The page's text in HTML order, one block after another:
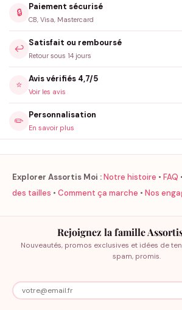
🔒
Paiement sécurisé
CB, Visa, Mastercard
↩️
Satisfait ou remboursé
Retour sous 14 jours
⭐
Avis vérifiés 4,7/5
Voir les avis
✏️
Personnalisation
En savoir plus
Explorer Assortis Moi :Notre histoire • FAQ •
des tailles • Comment ça marche • Nos
Rejoignez la famille
Nouveautés, promos exclusives et idées de
spam, promis.